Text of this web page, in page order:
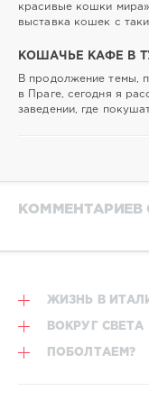
красивые кошки
выставка кошек с
КОШАЧЬЕ КАФЕ В
В продолжение темы,
в Праге, сегодня я
заведении, где
КОММЕНТАРИЕВ
ЖИЗНЬ В
ВОКРУГ СВЕТА
ПОБОЛТАЕМ?